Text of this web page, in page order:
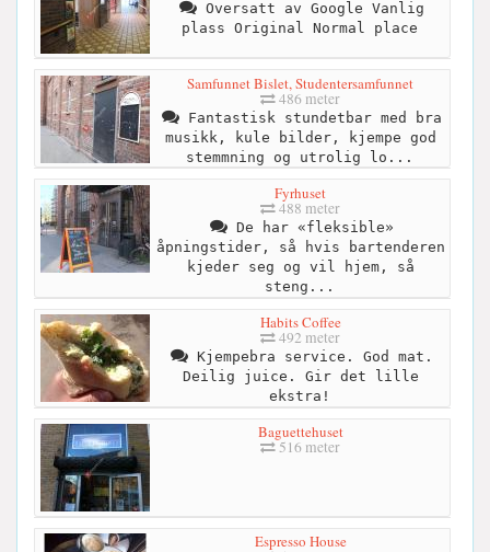
Oversatt av Google Vanlig
plass Original Normal place
Samfunnet Bislet, Studentersamfunnet
486 meter
Fantastisk stundetbar med bra
musikk, kule bilder, kjempe god
stemmning og utrolig lo...
Fyrhuset
488 meter
De har «fleksible»
åpningstider, så hvis bartenderen
kjeder seg og vil hjem, så
steng...
Habits Coffee
492 meter
Kjempebra service. God mat.
Deilig juice. Gir det lille
ekstra!
Baguettehuset
516 meter
Espresso House